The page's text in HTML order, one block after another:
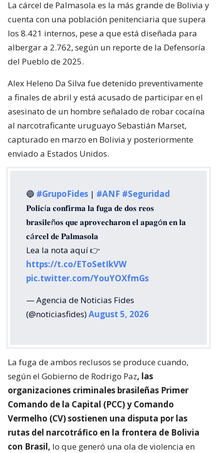
La cárcel de Palmasola es la más grande de Bolivia y
cuenta con una población penitenciaria que supera
los 8.421 internos, pese a que está diseñada para
albergar a 2.762, según un reporte de la Defensoría
del Pueblo de 2025.
Alex Heleno Da Silva fue detenido preventivamente
a finales de abril y está acusado de participar en el
asesinato de un hombre señalado de robar cocaína
al narcotraficante uruguayo Sebastián Marset,
capturado en marzo en Bolivia y posteriormente
enviado a Estados Unidos.
🔵 #GrupoFides | #ANF #Seguridad
𝐏𝐨𝐥𝐢𝐜í𝐚 𝐜𝐨𝐧𝐟𝐢𝐫𝐦𝐚 𝐥𝐚 𝐟𝐮𝐠𝐚 𝐝𝐞 𝐝𝐨𝐬 𝐫𝐞𝐨𝐬
𝐛𝐫𝐚𝐬𝐢𝐥𝐞ñ𝐨𝐬 𝐪𝐮𝐞 𝐚𝐩𝐫𝐨𝐯𝐞𝐜𝐡𝐚𝐫𝐨𝐧 𝐞𝐥 𝐚𝐩𝐚𝐠ó𝐧 𝐞𝐧 𝐥𝐚
𝐜á𝐫𝐜𝐞𝐥 𝐝𝐞 𝐏𝐚𝐥𝐦𝐚𝐬𝐨𝐥𝐚
Lea la nota aquí 👉
https://t.co/EToSetIkVW
pic.twitter.com/YouYOXfmGs
— Agencia de Noticias Fides
(@noticiasfides)August 5, 2026
La fuga de ambos reclusos se produce cuando,
según el Gobierno de Rodrigo Paz, las
organizaciones criminales brasileñas Primer
Comando de la Capital (PCC) y Comando
Vermelho (CV) sostienen una disputa por las
rutas del narcotráfico en la frontera de Bolivia
con Brasil, lo que generó una ola de violencia en